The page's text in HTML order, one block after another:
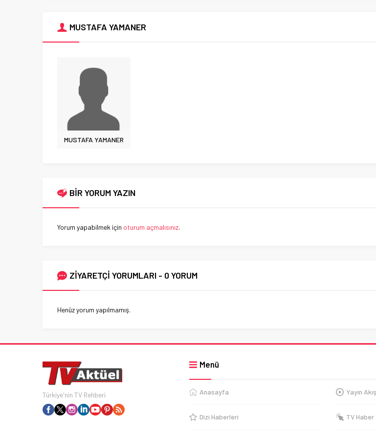
MUSTAFA YAMANER
MUSTAFA YAMANER
BİR YORUM YAZIN
Yorum yapabilmek için oturum açmalısınız.
ZİYARETÇİ YORUMLARI - 0 YORUM
Henüz yorum yapılmamış.
Türkiye'nin TV Rehberi
Menü
Anasayfa Yayın
Dizi Haberleri TV Haber